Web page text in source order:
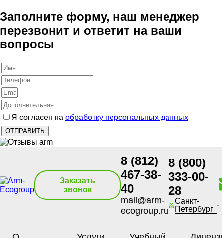
Заполните форму, наш менеджер
перезвонит и ответит на ваши
вопросы
Я согласен на обработку персональных данных
Заказать
звонок
8 (812)
467-38-
40
mail@arm-
ecogroup.ru
8 (800)
333-00-
28
Санкт-
Петербург